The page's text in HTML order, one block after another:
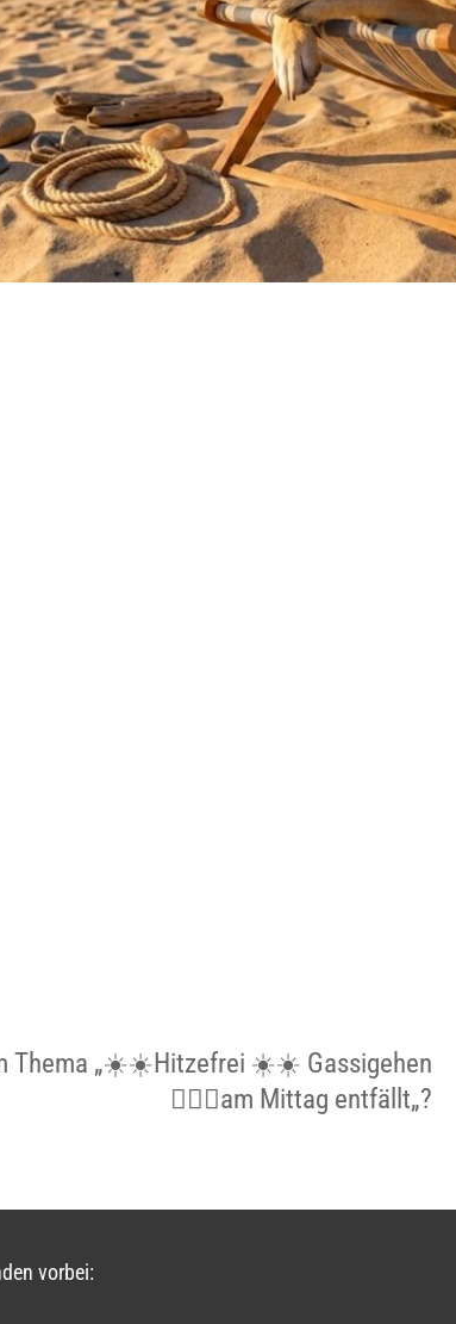
Thema „☀️☀️Hitzefrei ☀️☀️ Gassigehen
🐕‍🦺🦮am Mittag entfällt„?
vorbei: